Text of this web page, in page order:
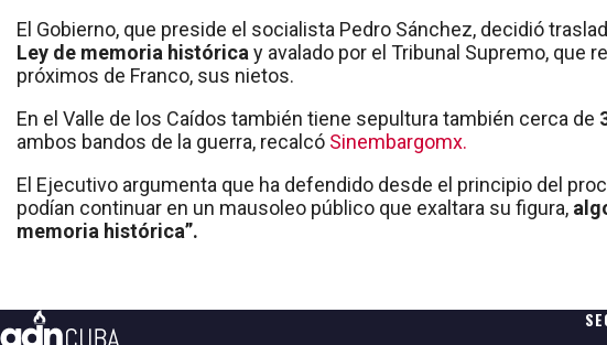
El Gobierno, que preside el socialista Pedro Sánchez, decidió
Ley de memoria histórica y avalado por el Tribunal Supremo, que
próximos de Franco, sus nietos.
En el Valle de los Caídos también tiene sepultura también cerca de
ambos bandos de la guerra, recalcó Sinembargomx.
El Ejecutivo argumenta que ha defendido desde el principio del
podían continuar en un mausoleo público que exaltara su figura,
memoria histórica”.